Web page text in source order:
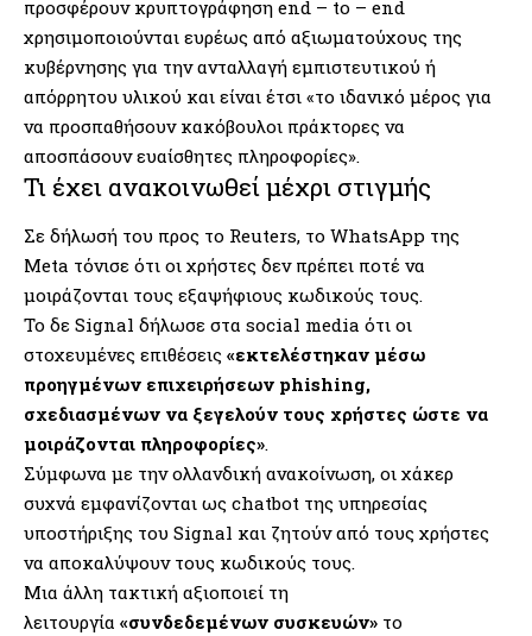
προσφέρουν κρυπτογράφηση end – to – end
χρησιμοποιούνται ευρέως από αξιωματούχους της
κυβέρνησης για την ανταλλαγή εμπιστευτικού ή
απόρρητου υλικού και είναι έτσι «το ιδανικό μέρος για
να προσπαθήσουν κακόβουλοι πράκτορες να
αποσπάσουν ευαίσθητες πληροφορίες».
Τι έχει ανακοινωθεί μέχρι στιγμής
Σε δήλωσή του προς το Reuters, το WhatsApp της
Meta τόνισε ότι οι χρήστες δεν πρέπει ποτέ να
μοιράζονται τους εξαψήφιους κωδικούς τους.
Το δε Signal δήλωσε στα social media ότι οι
στοχευμένες επιθέσεις «εκτελέστηκαν μέσω
προηγμένων επιχειρήσεων phishing,
σχεδιασμένων να ξεγελούν τους χρήστες ώστε να
μοιράζονται πληροφορίες».
Σύμφωνα με την ολλανδική ανακοίνωση, οι χάκερ
συχνά εμφανίζονται ως chatbot της υπηρεσίας
υποστήριξης του Signal και ζητούν από τους χρήστες
να αποκαλύψουν τους κωδικούς τους.
Μια άλλη τακτική αξιοποιεί τη
λειτουργία «συνδεδεμένων συσκευών» το